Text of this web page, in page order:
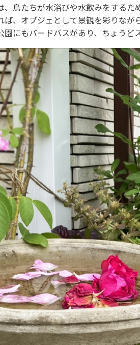
、鳥たちが水浴びや水飲みをするた
ば、オブジェとして景観を彩りなが
園にもバードバスがあり、ちょう